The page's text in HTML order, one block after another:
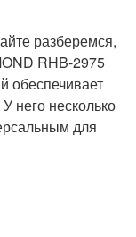
разберемся,
RHB-2975
обеспечивает
него несколько
для